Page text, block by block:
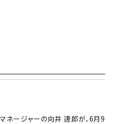
ージャーの向井 達郎が、6月9